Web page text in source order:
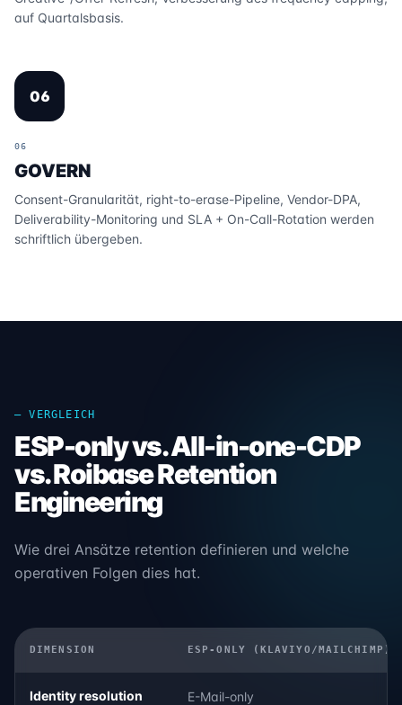
auf Quartalsbasis.
06
06
GOVERN
Consent-Granularität, right-to-erase-Pipeline, Vendor-DPA,
Deliverability-Monitoring und SLA + On-Call-Rotation werden
schriftlich übergeben.
— VERGLEICH
ESP-only vs. All-in-one-CDP
vs. Roibase Retention
Engineering
Wie drei Ansätze retention definieren und welche
operativen Folgen dies hat.
DIMENSION ESP-ONLY (KLAVIYO/MAILCHIMP)
Identity resolution E-Mail-only